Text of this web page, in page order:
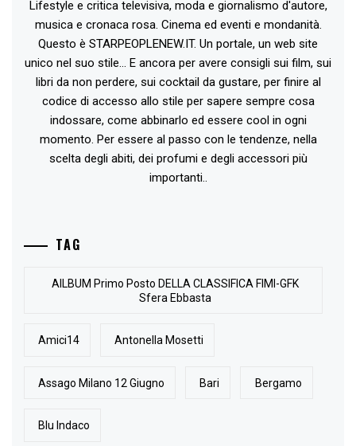
Lifestyle e critica televisiva, moda e giornalismo d'autore,
musica e cronaca rosa. Cinema ed eventi e mondanità.
Questo è STARPEOPLENEW.IT. Un portale, un web site
unico nel suo stile... E ancora per avere consigli sui film, sui
libri da non perdere, sui cocktail da gustare, per finire al
codice di accesso allo stile per sapere sempre cosa
indossare, come abbinarlo ed essere cool in ogni
momento. Per essere al passo con le tendenze, nella
scelta degli abiti, dei profumi e degli accessori più
importanti..
TAG
AlLBUM Primo Posto DELLA CLASSIFICA FIMI-GFK
Sfera Ebbasta
Amici14 Antonella Mosetti
Assago Milano 12 Giugno Bari Bergamo
Blu Indaco